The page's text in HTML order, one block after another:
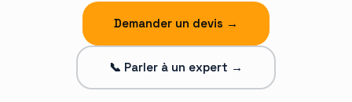
Demander un devis →
📞 Parler à un expert →